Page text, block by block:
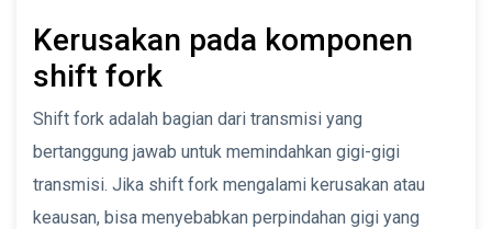
Kerusakan pada komponen
shift fork
Shift fork adalah bagian dari transmisi yang
bertanggung jawab untuk memindahkan gigi-gigi
transmisi. Jika shift fork mengalami kerusakan atau
keausan, bisa menyebabkan perpindahan gigi yang